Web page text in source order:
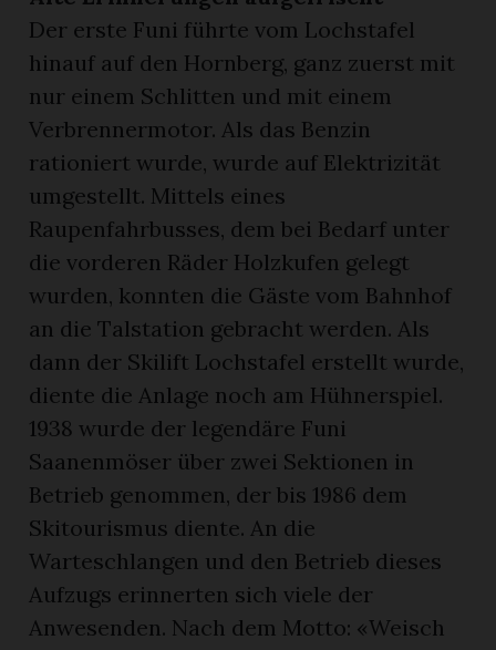
Der erste Funi führte vom Lochstafel
hinauf auf den Hornberg, ganz zuerst mit
nur einem Schlitten und mit einem
Verbrennermotor. Als das Benzin
rationiert wurde, wurde auf Elektrizität
umgestellt. Mittels eines
Raupenfahrbusses, dem bei Bedarf unter
die vorderen Räder Holzkufen gelegt
wurden, konnten die Gäste vom Bahnhof
an die Talstation gebracht werden. Als
dann der Skilift Lochstafel erstellt wurde,
diente die Anlage noch am Hühnerspiel.
1938 wurde der legendäre Funi
Saanenmöser über zwei Sektionen in
Betrieb genommen, der bis 1986 dem
Skitourismus diente. An die
Warteschlangen und den Betrieb dieses
Aufzugs erinnerten sich viele der
Anwesenden. Nach dem Motto: «Weisch